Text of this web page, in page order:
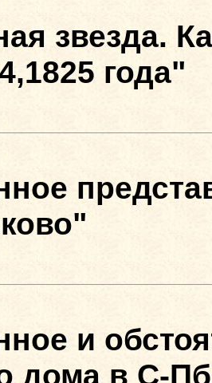
звезда.
года"
и
дома в С-